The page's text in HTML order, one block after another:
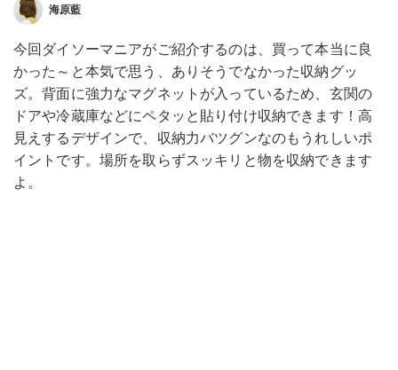
海原藍
今回ダイソーマニアがご紹介するのは、買って本当に良
かった～と本気で思う、ありそうでなかった収納グッ
ズ。背面に強力なマグネットが入っているため、玄関の
ドアや冷蔵庫などにペタッと貼り付け収納できます！高
見えするデザインで、収納力バツグンなのもうれしいポ
イントです。場所を取らずスッキリと物を収納できます
よ。